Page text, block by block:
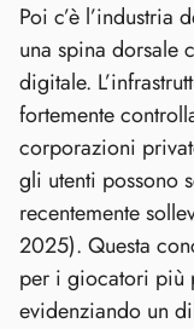
Poi c’è l’industria
una spina dorsale
digitale.
fortemente
corporazioni
gli utenti possono
recentemente
2025). Questa
per i giocatori più
evidenziando un